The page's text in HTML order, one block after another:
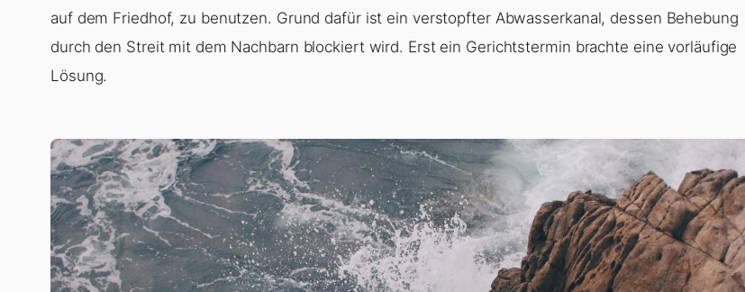
auf dem Friedhof, zu benutzen. Grund dafür ist ein verstopfter Abwasserkanal, dessen Behebung
durch den Streit mit dem Nachbarn blockiert wird. Erst ein Gerichtstermin brachte eine vorläufige
Lösung.